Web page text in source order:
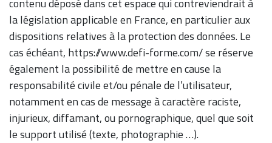
contenu déposé dans cet espace qui contreviendrait à
la législation applicable en France, en particulier aux
dispositions relatives à la protection des données. Le
cas échéant, https://www.defi-forme.com/ se réserve
également la possibilité de mettre en cause la
responsabilité civile et/ou pénale de l’utilisateur,
notamment en cas de message à caractère raciste,
injurieux, diffamant, ou pornographique, quel que soit
le support utilisé (texte, photographie …).